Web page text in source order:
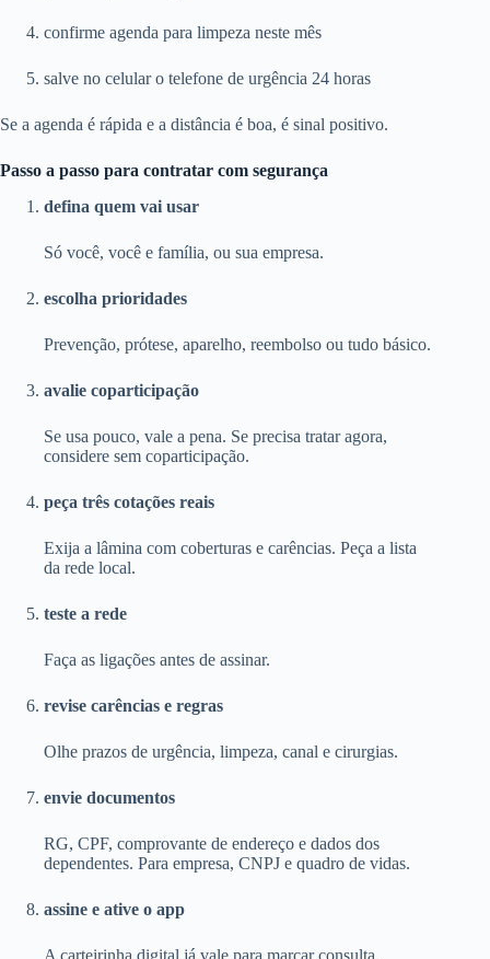
confirme agenda para limpeza neste mês
salve no celular o telefone de urgência 24 horas
Se a agenda é rápida e a distância é boa, é sinal positivo.
Passo a passo para contratar com segurança
defina quem vai usar
Só você, você e família, ou sua empresa.
escolha prioridades
Prevenção, prótese, aparelho, reembolso ou tudo básico.
avalie coparticipação
Se usa pouco, vale a pena. Se precisa tratar agora,
considere sem coparticipação.
peça três cotações reais
Exija a lâmina com coberturas e carências. Peça a lista
da rede local.
teste a rede
Faça as ligações antes de assinar.
revise carências e regras
Olhe prazos de urgência, limpeza, canal e cirurgias.
envie documentos
RG, CPF, comprovante de endereço e dados dos
dependentes. Para empresa, CNPJ e quadro de vidas.
assine e ative o app